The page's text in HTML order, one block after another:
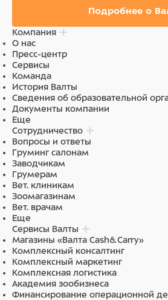
Состав: Экстракты растительного
культуры, Растительные
(растительные), Минеральные
Аналитический Состав: Сырой
4%, Сырая клетчатка 2%,
Добавки: Витамины: Витамин Д3
кислотности: Лимонная кислота
Ингредиенты
Состав: Экстракты растительного
культуры, Растительные
(растительные), Минеральные
Подробнее о
Компания
О нас
Пресс-центр
Сервисы
Команда
История Валты
Сведения об образовательной
Документы компании
Еще
Сотрудничество
Вопросы и ответы
Груминг салонам
Заводчикам
Грумерам
Вет. клиникам
Зоомагазинам
Вет. врачам
Еще
Сервисы Валты
Магазины «Валта Cash&Carry»
Комплексный консалтинг
Комплексный маркетинг
Комплексная логистика
Академия зообизнеса
Финансирование операционной